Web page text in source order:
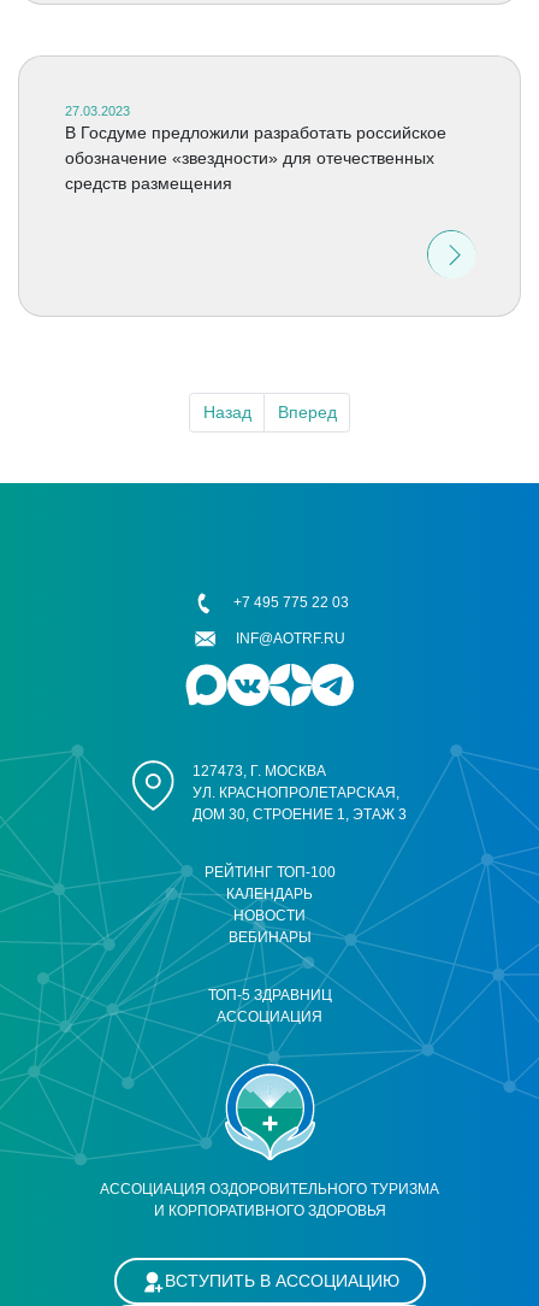
27.03.2023
В Госдуме предложили разработать российское
обозначение «звездности» для отечественных
средств размещения
Назад Вперед
АССОЦИАЦИЯ ОЗДОРОВИТЕЛЬНОГО ТУРИЗМА
И КОРПОРАТИВНОГО ЗДОРОВЬЯ
РЕЙТИНГ ТОП-100
КАЛЕНДАРЬ
НОВОСТИ
ВЕБИНАРЫ
ТОП-5 ЗДРАВНИЦ
АССОЦИАЦИЯ
127473, Г. МОСКВА
УЛ. КРАСНОПРОЛЕТАРСКАЯ,
ДОМ 30, СТРОЕНИЕ 1, ЭТАЖ 3
+7 495 775 22 03
INF@AOTRF.RU
ВСТУПИТЬ В АССОЦИАЦИЮ